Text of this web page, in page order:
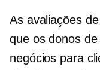
As avaliações
que os donos
negócios para